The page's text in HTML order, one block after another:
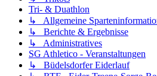
Tri- & Duathlon
↳ Allgemeine
↳ Berichte & Ergebnisse
↳ Administratives
SG Athletico - Veranstaltungen
↳ Büdelsdorfer Eiderlauf